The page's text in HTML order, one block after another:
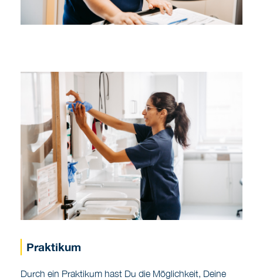
Praktikum
Durch ein Praktikum hast Du die Möglichkeit, Deine